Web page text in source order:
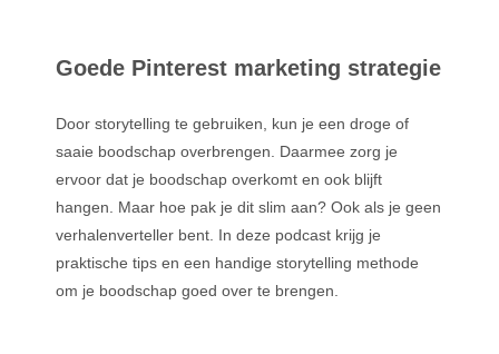
Goede Pinterest marketing strategie
Door storytelling te gebruiken, kun je een droge of
saaie boodschap overbrengen. Daarmee zorg je
ervoor dat je boodschap overkomt en ook blijft
hangen. Maar hoe pak je dit slim aan? Ook als je geen
verhalenverteller bent. In deze podcast krijg je
praktische tips en een handige storytelling methode
om je boodschap goed over te brengen.